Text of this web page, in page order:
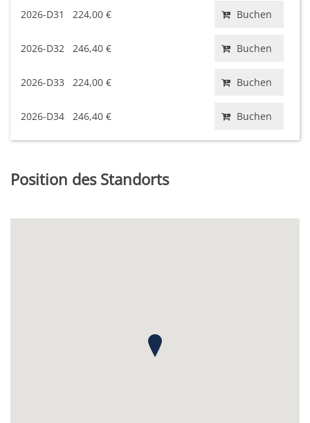
2026-D31 224,00 € Buchen
2026-D32 246,40 € Buchen
2026-D33 224,00 € Buchen
2026-D34 246,40 € Buchen
Position des Standorts